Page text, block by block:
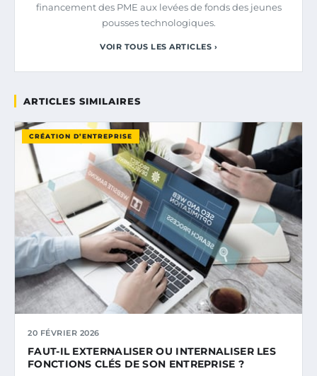
financement des PME aux levées de fonds des jeunes
pousses technologiques.
VOIR TOUS LES ARTICLES ›
ARTICLES SIMILAIRES
CRÉATION D’ENTREPRISE
20 FÉVRIER 2026
FAUT-IL EXTERNALISER OU INTERNALISER LES
FONCTIONS CLÉS DE SON ENTREPRISE ?